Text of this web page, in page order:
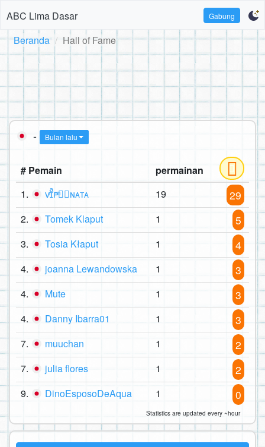
ABC Lima Dasar Gabung
Beranda Hall of Fame
- Bulan lalu
# Pemain
permainan
1.
ᴠͥɪͣᴘͫ✮⃝ɴᴀᴛᴀ 19 29
2. Tomek Klaput 1 5
3. Tosia Kłaput 1 4
4. joanna Lewandowska 1 3
4. Mute 1 3
4. Danny Ibarra01 1 3
7. muuchan 1 2
7. julia flores 1 2
9. DinoEsposoDeAqua 1 0
Statistics are updated every ~hour